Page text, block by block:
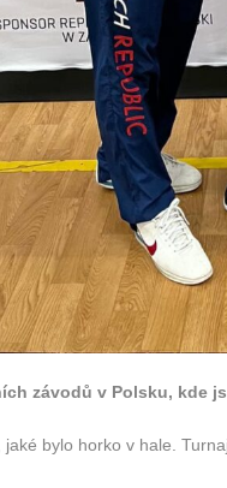
závodů v Polsku, kde
bylo horko v hale.